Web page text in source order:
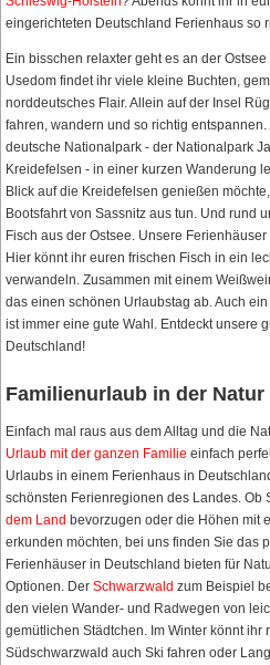
eingerichteten Deutschland Ferienhaus so
Ein bisschen relaxter geht es an der
Usedom findet ihr viele kleine Buchten,
norddeutsches Flair. Allein auf der Insel
fahren, wandern und so richtig
deutsche Nationalpark - der Nationalpark
Kreidefelsen - in einer kurzen Wanderung
Blick auf die Kreidefelsen genießen
Bootsfahrt von Sassnitz aus tun. Und rund
Fisch aus der Ostsee. Unsere
Hier könnt ihr euren frischen Fisch in ein
verwandeln. Zusammen mit einem
das einen schönen Urlaubstag ab. Auch ein
ist immer eine gute Wahl. Entdeckt unsere
Deutschland!
Familienurlaub in der Natur
Einfach mal raus aus dem Alltag und die
Urlaub mit der ganzen Familie einfach
Urlaubs in einem Ferienhaus in
schönsten Ferienregionen des Landes. Ob
dem Land bevorzugen oder die Höhen mit
erkunden möchten, bei uns finden Sie das
Ferienhäuser in Deutschland bieten für
Optionen. Der Schwarzwald zum Beispiel
den vielen Wander- und Radwegen von
gemütlichen Städtchen. Im Winter könnt ihr
Südschwarzwald auch Ski fahren oder